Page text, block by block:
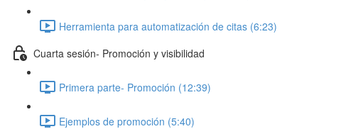
Herramienta para automatización de citas (6:23)
Cuarta sesión- Promoción y visibilidad
Primera parte- Promoción (12:39)
Ejemplos de promoción (5:40)